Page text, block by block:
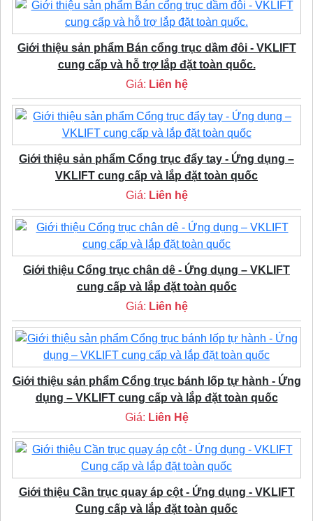
Giới thiệu sản phẩm Bán cổng trục dầm đôi - VKLIFT
cung cấp và hỗ trợ lắp đặt toàn quốc.
Giá: Liên hệ
Giới thiệu sản phẩm Cổng trục đẩy tay - Ứng dụng –
VKLIFT cung cấp và lắp đặt toàn quốc
Giá: Liên hệ
Giới thiệu Cổng trục chân dê - Ứng dụng – VKLIFT
cung cấp và lắp đặt toàn quốc
Giá: Liên hệ
Giới thiệu sản phẩm Cổng trục bánh lốp tự hành - Ứng
dụng – VKLIFT cung cấp và lắp đặt toàn quốc
Giá: Liên Hệ
Giới thiệu Cần trục quay áp cột - Ứng dụng - VKLIFT
Cung cấp và lắp đặt toàn quốc